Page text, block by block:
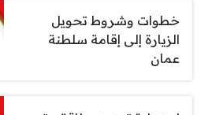
خطوات وشروط تحويل
الزيارة إلى إقامة سلطنة
عمان